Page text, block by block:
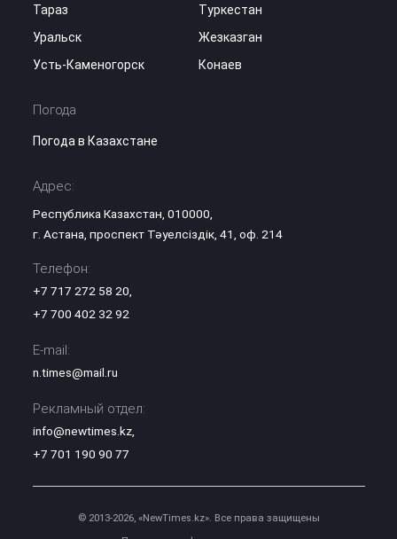
Тараз
Туркестан
Уральск
Жезказган
Усть-Каменогорск
Конаев
Погода
Погода в Казахстане
Адрес:
Республика Казахстан, 010000,
г. Астана, проспект Тәуелсіздік, 41, оф. 214
Телефон:
+7 717 272 58 20,
+7 700 402 32 92
E-mail:
n.times@mail.ru
Рекламный отдел:
info@newtimes.kz,
+7 701 190 90 77
© 2013-2026, «NewTimes.kz». Все права защищены